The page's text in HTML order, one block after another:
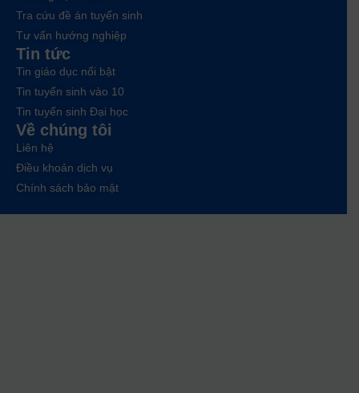
Tra cứu đề án tuyển sinh
Tư vấn hướng nghiệp
Tin tức
Tin giáo dục nổi bật
Tin tuyển sinh vào 10
Tin tuyển sinh Đại học
Về chúng tôi
Liên hệ
Điều khoản dịch vụ
Chính sách bảo mật